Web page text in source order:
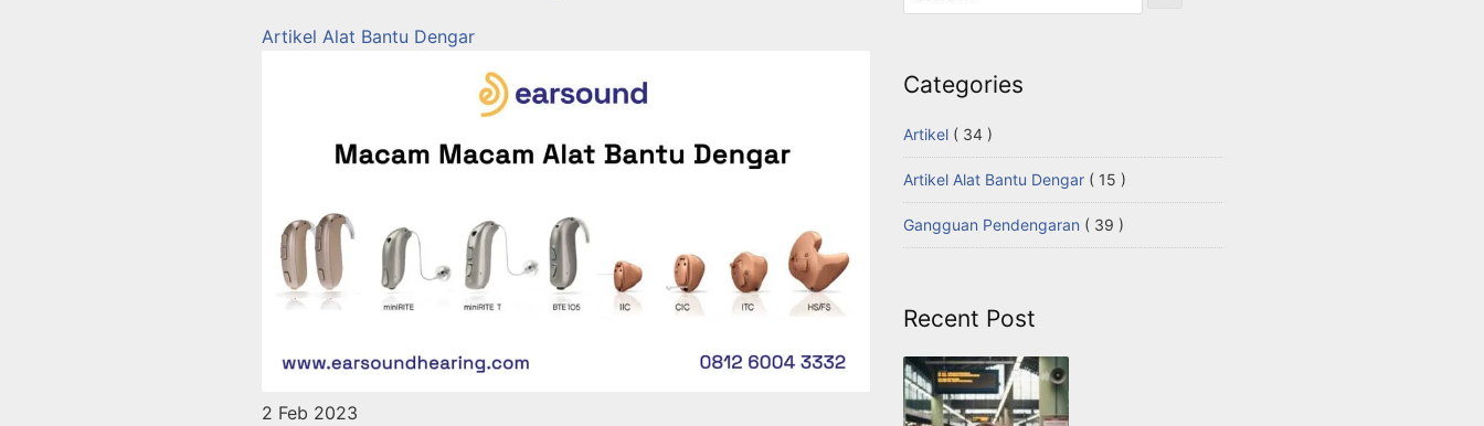
Artikel Alat Bantu Dengar
2 Feb 2023
Categories
Artikel ( 34 )
Artikel Alat Bantu Dengar ( 15 )
Gangguan Pendengaran ( 39 )
Recent Post